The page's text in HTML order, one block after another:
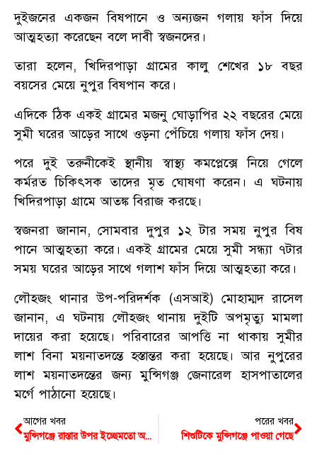
দুইজনের একজন বিষপানে ও অন্যজন গলায় ফাঁস দিয়ে
আত্মহত্যা করেছেন বলে দাবী স্বজনদের।
তারা হলেন, খিদিরপাড়া গ্রামের কালু শেখের ১৮ বছর
বয়সের মেয়ে নুপুর বিষপান করে।
এদিকে ঠিক একই গ্রামের মজনু ঘোড়াপির ২২ বছরের মেয়ে
সুমী ঘরের আড়ের সাথে ওড়না পেঁচিয়ে গলায় ফাঁস দেয়।
পরে দুই তরুনীকেই স্থানীয় স্বাস্থ্য কমপ্লেক্সে নিয়ে গেলে
কর্মরত চিকিৎসক তাদের মৃত ঘোষণা করেন। এ ঘটনায়
খিদিরপাড়া গ্রামে আতঙ্ক বিরাজ করছে।
স্বজনরা জানান, সোমবার দুপুর ১২ টার সময় নুপুর বিষ
পানে আত্মহত্যা করে। একই গ্রামের মেয়ে সুমী সন্ধ্যা ৭টার
সময় ঘরের আড়ের সাথে গলাশ ফাঁস দিয়ে আত্মহত্যা করে।
লৌহজং থানার উপ-পরিদর্শক (এসআই) মোহাম্মদ রাসেল
জানান, এ ঘটনায় লৌহজং থানায় দুইটি অপমৃত্যু মামলা
দায়ের করা হয়েছে। পরিবারের আপত্তি না থাকায় সুমীর
লাশ বিনা ময়নাতদন্তে হস্তান্তর করা হয়েছে। আর নুপুরের
লাশ ময়নাতদন্তের জন্য মুন্সিগঞ্জ জেনারেল হাসপাতালের
মর্গে পাঠানো হয়েছে।
আগের খবর
মুন্সিগঞ্জে রাস্তার উপর ইচ্ছেমতো অটো-মিশুক রাখায় জরিমানা
পরের খবর
শিশুটিকে মুন্সিগঞ্জে পাওয়া গেছে